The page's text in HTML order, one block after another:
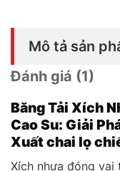
Mô tả sản
Đánh giá (1)
Băng Tải Xích
Cao Su: Giải
Xuất chai lọ
Xích nhựa đóng